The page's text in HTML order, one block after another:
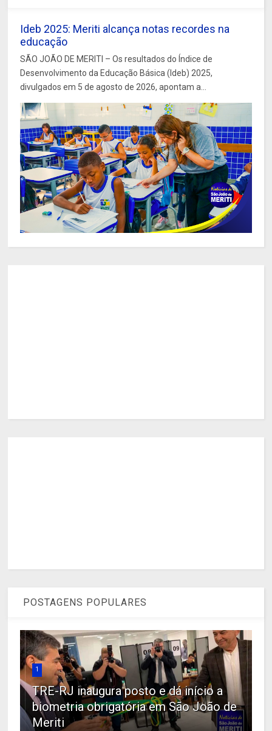
Ideb 2025: Meriti alcança notas recordes na
educação
SÃO JOÃO DE MERITI – Os resultados do Índice de
Desenvolvimento da Educação Básica (Ideb) 2025,
divulgados em 5 de agosto de 2026, apontam a...
POSTAGENS POPULARES
1
TRE-RJ inaugura posto e dá início a
biometria obrigatória em São João de
Meriti